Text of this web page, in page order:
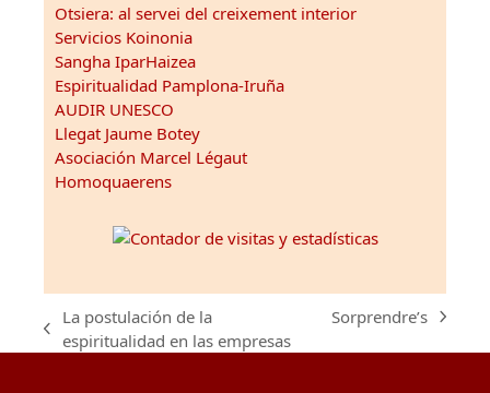
Otsiera: al servei del creixement interior
Servicios Koinonia
Sangha IparHaizea
Espiritualidad Pamplona-Iruña
AUDIR UNESCO
Llegat Jaume Botey
Asociación Marcel Légaut
Homoquaerens
previous
La postulación de la
espiritualidad en las empresas
next
post:
Sorprendre’s